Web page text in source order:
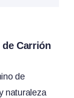
Carrión
de
naturaleza